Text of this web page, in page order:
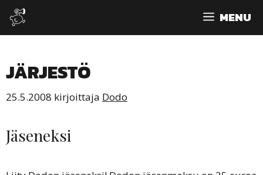
Siirry
sisältöön
MENU
JÄRJESTÖ
25.5.2008 kirjoittaja Dodo
Jäseneksi